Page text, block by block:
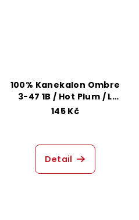
100% Kanekalon Ombre
3-47 1B / Hot Plum / L
Pink
145 Kč
Detail